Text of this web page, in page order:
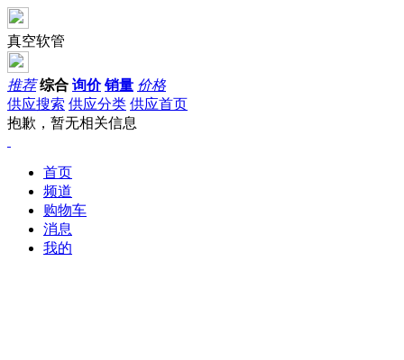
真空软管
推荐 综合 询价 销量 价格
供应搜索 供应分类 供应首页
抱歉，暂无相关信息
首页
频道
购物车
消息
我的